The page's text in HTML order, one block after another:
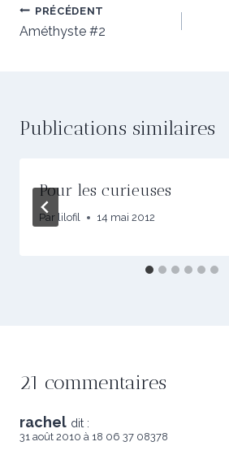
Navigation
de
PRÉCÉDENT
Améthyste #2
Publications similaires
Pour les curieuses
Par lilofil 14 mai 2012
21 commentaires
rachel dit :
31 août 2010 à 18 06 37 08378